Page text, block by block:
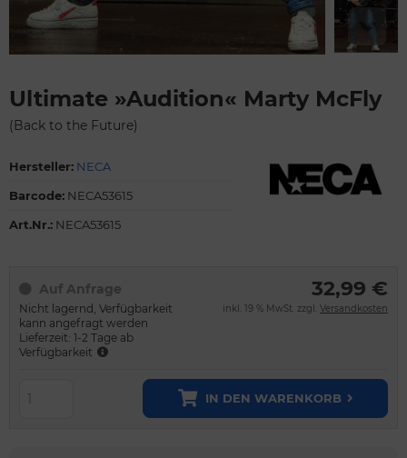
Ultimate »Audition« Marty McFly
(Back to the Future)
Hersteller: NECA
Barcode: NECA53615
Art.Nr.: NECA53615
Auf Anfrage
Nicht lagernd, Verfügbarkeit
kann angefragt werden
Lieferzeit: 1-2 Tage ab
Verfügbarkeit
32,99 €
inkl. 19 % MwSt. zzgl. Versandkosten
IN DEN WARENKORB